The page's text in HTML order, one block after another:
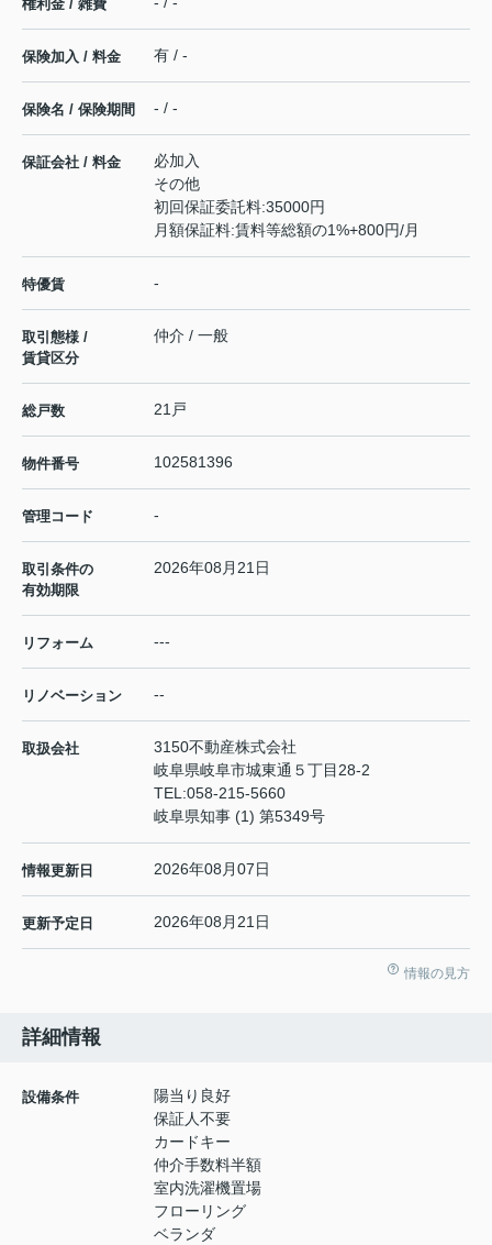
権利金 / 雑費
保険加入 / 料金 有 / -
保険名 / 保険期間 - / -
保証会社 / 料金
必加入
その他
初回保証委託料:35000円
月額保証料:賃料等総額の1%+800円/月
特優賃 -
取引態様 /
賃貸区分
仲介 / 一般
総戸数 21戸
物件番号 102581396
管理コード -
取引条件の
有効期限
2026年08月21日
リフォーム ---
リノベーション --
取扱会社
3150不動産株式会社
岐阜県岐阜市城東通５丁目28-2
TEL:058-215-5660
岐阜県知事 (1) 第5349号
情報更新日 2026年08月07日
更新予定日 2026年08月21日
情報の見方
詳細情報
設備条件
陽当り良好
保証人不要
カードキー
仲介手数料半額
室内洗濯機置場
フローリング
ベランダ